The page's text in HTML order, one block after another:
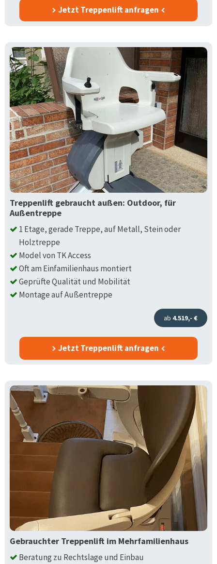
Jetzt Treppenlift anfragen
Treppenlift gebraucht außen: Outdoor, für
Außentreppe
1 Etage, gerade Treppe, auf Metall, Stein oder
Holztreppe
Model von TK Access
Oft am Einfamilienhaus montiert
Geprüfte Qualität und Mobilität
Montage auf Außentreppe
ab 4.519,- €
Jetzt Treppenlift anfragen
Gebrauchter Treppenlift im Mehrfamilienhaus
Beratung zu Rechtslage und Einbau